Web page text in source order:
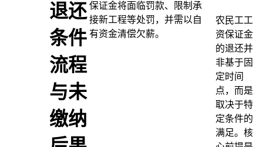
退还
条件
流程
与未
缴纳
保证金将面临罚款、限制承
接新工程等处罚，并需以自
有资金清偿欠薪。
农民工工
资保证金
的退还并
非基于固
定时间
点，而是
取决于特
定条件的
满足。核